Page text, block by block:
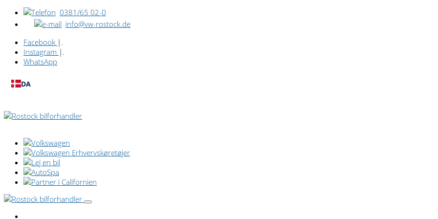
0381/65 02-0
info@vw-rostock.de
Facebook |.
Instagram |.
WhatsApp
DA